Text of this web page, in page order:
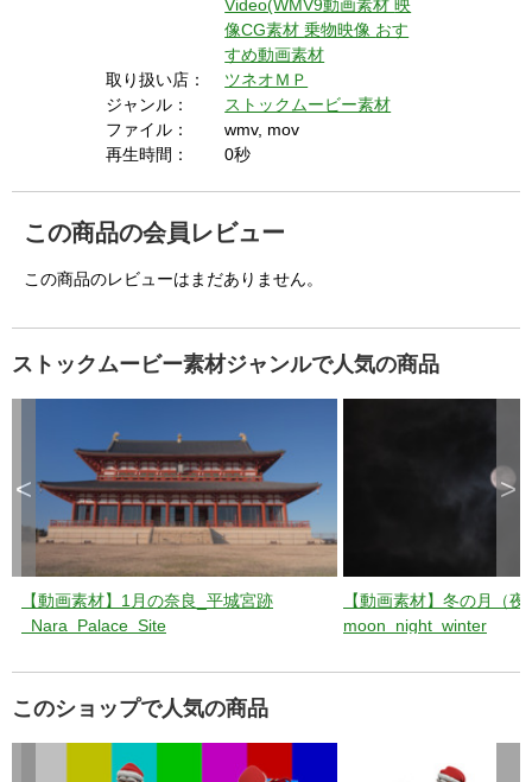
Video(WMV9動画素材映
像CG素材乗物映像 おす
すめ動画素材
取り扱い店：
ツネオＭＰ
ジャンル：
ストックムービー素材
ファイル：
wmv, mov
再生時間：
0秒
この商品の会員レビュー
この商品のレビューはまだありません。
ストックムービー素材ジャンルで人気の商品
【動画素材】1月の奈良_平城宮跡
_Nara_Palace_Site
【動画素材】冬の月（夜
moon_night_winter
< >
このショップで人気の商品